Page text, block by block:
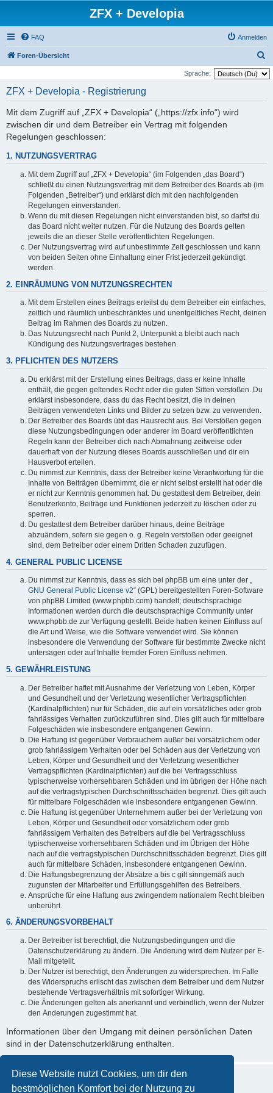
Diese Website nutzt Cookies, um dir den
bestmöglichen Komfort bei der Nutzung zu
ZFX + Developia
FAQ Anmelden
Foren-Übersicht
u
Sprache:
ZFX + Developia - Registrierung
Mit dem Zugriff auf „ZFX + Developia“ („https://zfx.info“) wird
zwischen dir und dem Betreiber ein Vertrag mit folgenden
Regelungen geschlossen:
1. NUTZUNGSVERTRAG
Mit dem Zugriff auf „ZFX + Developia“ (im Folgenden „das Board“)
schließt du einen Nutzungsvertrag mit dem Betreiber des Boards ab (im
Folgenden „Betreiber“) und erklärst dich mit den nachfolgenden
Regelungen einverstanden.
Wenn du mit diesen Regelungen nicht einverstanden bist, so darfst du
das Board nicht weiter nutzen. Für die Nutzung des Boards gelten
jeweils die an dieser Stelle veröffentlichten Regelungen.
Der Nutzungsvertrag wird auf unbestimmte Zeit geschlossen und kann
von beiden Seiten ohne Einhaltung einer Frist jederzeit gekündigt
werden.
2. EINRÄUMUNG VON NUTZUNGSRECHTEN
Mit dem Erstellen eines Beitrags erteilst du dem Betreiber ein einfaches,
zeitlich und räumlich unbeschränktes und unentgeltliches Recht, deinen
Beitrag im Rahmen des Boards zu nutzen.
Das Nutzungsrecht nach Punkt 2, Unterpunkt a bleibt auch nach
Kündigung des Nutzungsvertrages bestehen.
3. PFLICHTEN DES NUTZERS
Du erklärst mit der Erstellung eines Beitrags, dass er keine Inhalte
enthält, die gegen geltendes Recht oder die guten Sitten verstoßen. Du
erklärst insbesondere, dass du das Recht besitzt, die in deinen
Beiträgen verwendeten Links und Bilder zu setzen bzw. zu verwenden.
Der Betreiber des Boards übt das Hausrecht aus. Bei Verstößen gegen
diese Nutzungsbedingungen oder anderer im Board veröffentlichten
Regeln kann der Betreiber dich nach Abmahnung zeitweise oder
dauerhaft von der Nutzung dieses Boards ausschließen und dir ein
Hausverbot erteilen.
Du nimmst zur Kenntnis, dass der Betreiber keine Verantwortung für die
Inhalte von Beiträgen übernimmt, die er nicht selbst erstellt hat oder die
er nicht zur Kenntnis genommen hat. Du gestattest dem Betreiber, dein
Benutzerkonto, Beiträge und Funktionen jederzeit zu löschen oder zu
sperren.
Du gestattest dem Betreiber darüber hinaus, deine Beiträge
abzuändern, sofern sie gegen o. g. Regeln verstoßen oder geeignet
sind, dem Betreiber oder einem Dritten Schaden zuzufügen.
4. GENERAL PUBLIC LICENSE
Du nimmst zur Kenntnis, dass es sich bei phpBB um eine unter der „
GNU General Public License v2“ (GPL) bereitgestellten Foren-Software
von phpBB Limited (www.phpbb.com) handelt; deutschsprachige
Informationen werden durch die deutschsprachige Community unter
www.phpbb.de zur Verfügung gestellt. Beide haben keinen Einfluss auf
die Art und Weise, wie die Software verwendet wird. Sie können
insbesondere die Verwendung der Software für bestimmte Zwecke nicht
untersagen oder auf Inhalte fremder Foren Einfluss nehmen.
5. GEWÄHRLEISTUNG
Der Betreiber haftet mit Ausnahme der Verletzung von Leben, Körper
und Gesundheit und der Verletzung wesentlicher Vertragspflichten
(Kardinalpflichten) nur für Schäden, die auf ein vorsätzliches oder grob
fahrlässiges Verhalten zurückzuführen sind. Dies gilt auch für mittelbare
Folgeschäden wie insbesondere entgangenen Gewinn.
Die Haftung ist gegenüber Verbrauchern außer bei vorsätzlichem oder
grob fahrlässigem Verhalten oder bei Schäden aus der Verletzung von
Leben, Körper und Gesundheit und der Verletzung wesentlicher
Vertragspflichten (Kardinalpflichten) auf die bei Vertragsschluss
typischerweise vorhersehbaren Schäden und im übrigen der Höhe nach
auf die vertragstypischen Durchschnittsschäden begrenzt. Dies gilt auch
für mittelbare Folgeschäden wie insbesondere entgangenen Gewinn.
Die Haftung ist gegenüber Unternehmern außer bei der Verletzung von
Leben, Körper und Gesundheit oder vorsätzlichem oder grob
fahrlässigem Verhalten des Betreibers auf die bei Vertragsschluss
typischerweise vorhersehbaren Schäden und im Übrigen der Höhe
nach auf die vertragstypischen Durchschnittsschäden begrenzt. Dies gilt
auch für mittelbare Schäden, insbesondere entgangenen Gewinn.
Die Haftungsbegrenzung der Absätze a bis c gilt sinngemäß auch
zugunsten der Mitarbeiter und Erfüllungsgehilfen des Betreibers.
Ansprüche für eine Haftung aus zwingendem nationalem Recht bleiben
unberührt.
6. ÄNDERUNGSVORBEHALT
Der Betreiber ist berechtigt, die Nutzungsbedingungen und die
Datenschutzerklärung zu ändern. Die Änderung wird dem Nutzer per E-
Mail mitgeteilt.
Der Nutzer ist berechtigt, den Änderungen zu widersprechen. Im Falle
des Widerspruchs erlischt das zwischen dem Betreiber und dem Nutzer
bestehende Vertragsverhältnis mit sofortiger Wirkung.
Die Änderungen gelten als anerkannt und verbindlich, wenn der Nutzer
den Änderungen zugestimmt hat.
Informationen über den Umgang mit deinen persönlichen Daten
sind in der Datenschutzerklärung enthalten.